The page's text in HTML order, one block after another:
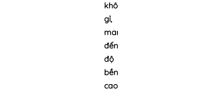
không
gỉ,
mang
đến
độ
bền
cao.